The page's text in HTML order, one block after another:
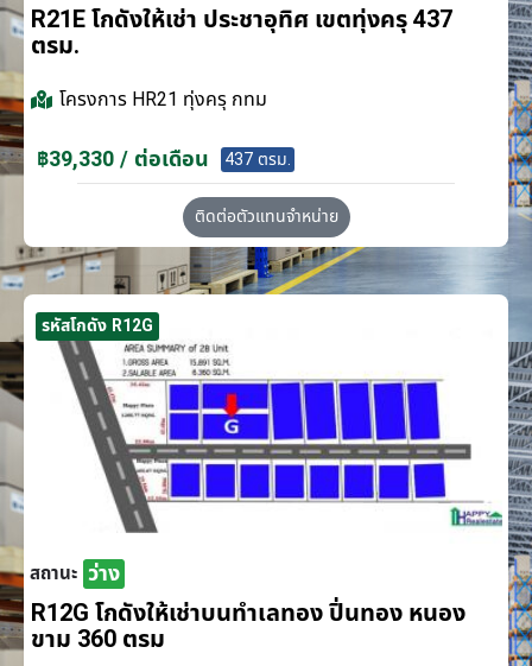
R21E โกดังให้เช่า ประชาอุทิศ เขตทุ่งครุ 437
ตรม.
โครงการ HR21 ทุ่งครุ กทม
฿39,330 / ต่อเดือน 437 ตรม.
ติดต่อตัวแทนจำหน่าย
รหัสโกดัง R12G
สถานะ ว่าง
R12G โกดังให้เช่าบนทำเลทอง ปิ่นทอง หนอง
ขาม 360 ตรม